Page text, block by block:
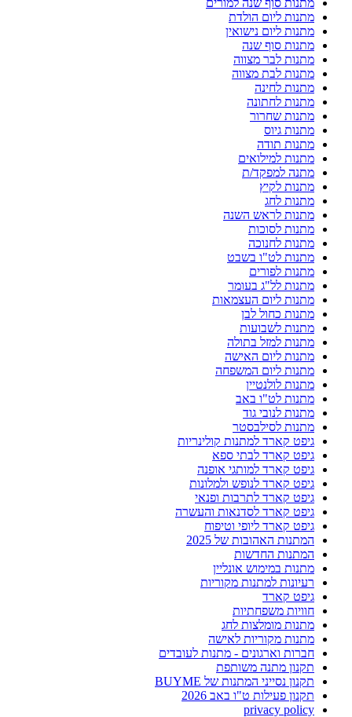
מתנות סוף שנה למורים
מתנות ליום הולדת
מתנות ליום נישואין
מתנות סוף שנה
מתנות לבר מצווה
מתנות לבת מצווה
מתנות לחינה
מתנות לחתונה
מתנות שחרור
מתנות גיוס
מתנות תודה
מתנות למילואים
מתנה למפקד/ת
מתנות לקיץ
מתנות לחג
מתנות לראש השנה
מתנות לסוכות
מתנות לחנוכה
מתנות לט"ו בשבט
מתנות לפורים
מתנות לל"ג בעומר
מתנות ליום העצמאות
מתנות כחול לבן
מתנות לשבועות
מתנות למזל בתולה
מתנות ליום האישה
מתנות ליום המשפחה
מתנות לולנטיין
מתנות לט"ו באב
מתנות לנובי גוד
מתנות לסילבסטר
גיפט קארד למתנות קולינריות
גיפט קארד לבתי ספא
גיפט קארד למותגי אופנה
גיפט קארד לנופש ולמלונות
גיפט קארד לתרבות ופנאי
גיפט קארד לסדנאות והעשרה
גיפט קארד ליופי וטיפוח
המתנות האהובות של 2025
המתנות החדשות
מתנות במימוש אונליין
רעיונות למתנות מקוריות
גיפט קארד
חוויות משפחתיות
מתנות מומלצות לחג
מתנות מקוריות לאישה
חברות וארגונים - מתנות לעובדים
תקנון מתנה משותפת
תקנון נסייני המתנות של BUYME
תקנון פעילות ט"ו באב 2026
privacy policy